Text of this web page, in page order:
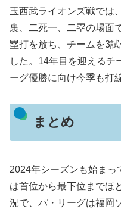
玉西武ライオンズ戦では
裏、二死一、二塁の場面
塁打を放ち、チームを3
した。14年目を迎えるチ
ーグ優勝に向け今季も打
まとめ
2024年シーズンも始ま
は首位から最下位までほ
況で、パ・リーグは福岡